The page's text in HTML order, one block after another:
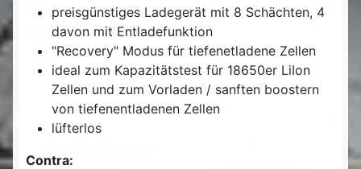
preisgünstiges Ladegerät mit 8 Schächten, 4
davon mit Entladefunktion
"Recovery" Modus für tiefenetladene Zellen
ideal zum Kapazitätstest für 18650er LiIon
Zellen und zum Vorladen / sanften boostern
von tiefenentladenen Zellen
lüfterlos
Contra: